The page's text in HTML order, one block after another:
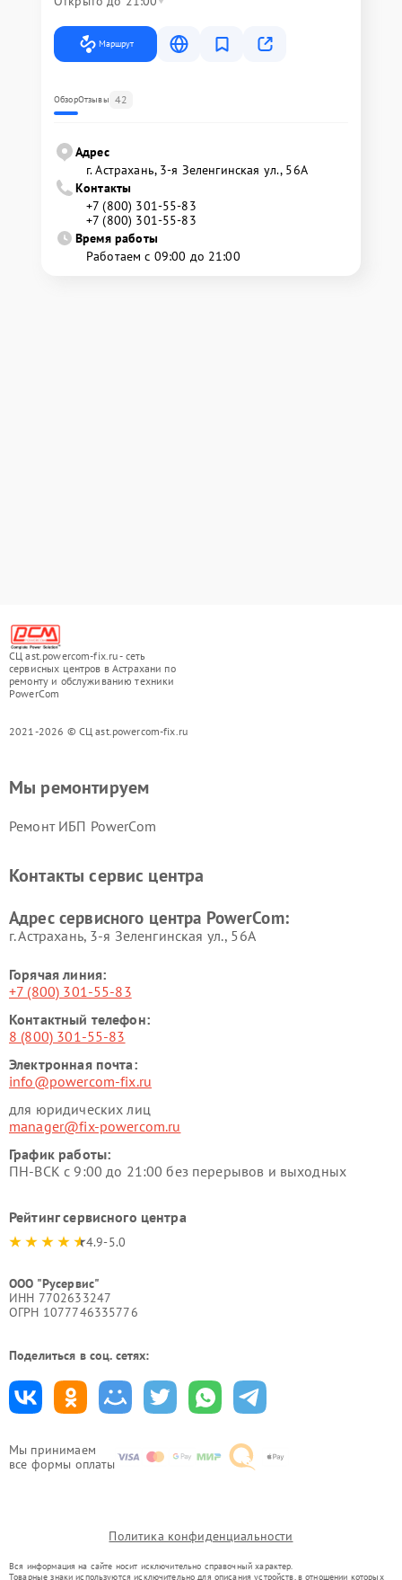
Маршрут
ОбзорОтзывы 42
Адрес
г. Астрахань, 3-я Зеленгинская ул., 56А
Контакты
+7 (800) 301-55-83
+7 (800) 301-55-83
Время работы
Работаем с 09:00 до 21:00
СЦ ast.powercom-fix.ru - сеть
сервисных центров в Астрахани по
ремонту и обслуживанию техники
PowerCom
2021-2026 © СЦ ast.powercom-fix.ru
Мы принимаем
все формы оплаты
Мы ремонтируем
Ремонт ИБП PowerCom
Контакты сервис центра
Адрес сервисного центра PowerCom:
г. Астрахань, 3-я Зеленгинская ул., 56А
Горячая линия:
+7 (800) 301-55-83
Контактный телефон:
8 (800) 301-55-83
Электронная почта:
info@powercom-fix.ru
для юридических лиц
manager@fix-powercom.ru
График работы:
ПН-ВСК с 9:00 до 21:00 без перерывов и выходных
Рейтинг сервисного центра
4.9-5.0
ООО "Русервис"
ИНН 7702633247
ОГРН 1077746335776
Поделиться в соц. сетях:
Политика конфиденциальности
Вся информация на сайте носит исключительно справочный характер.
Товарные знаки используются исключительно для описания устройств, в отношении которых